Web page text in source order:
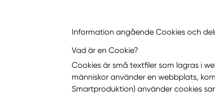
Information angående Cookies och
Vad är en Cookie?
Cookies är små textfiler som lagras i
människor använder en webbplats,
Smartproduktion) använder cookies